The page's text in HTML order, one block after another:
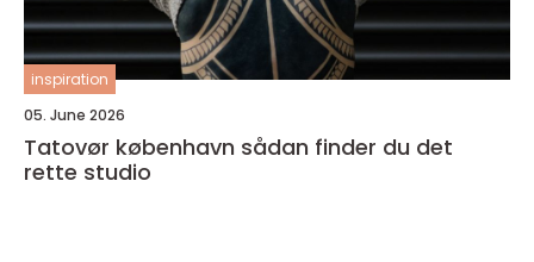
inspiration
05. June 2026
Tatovør københavn sådan finder du det
rette studio